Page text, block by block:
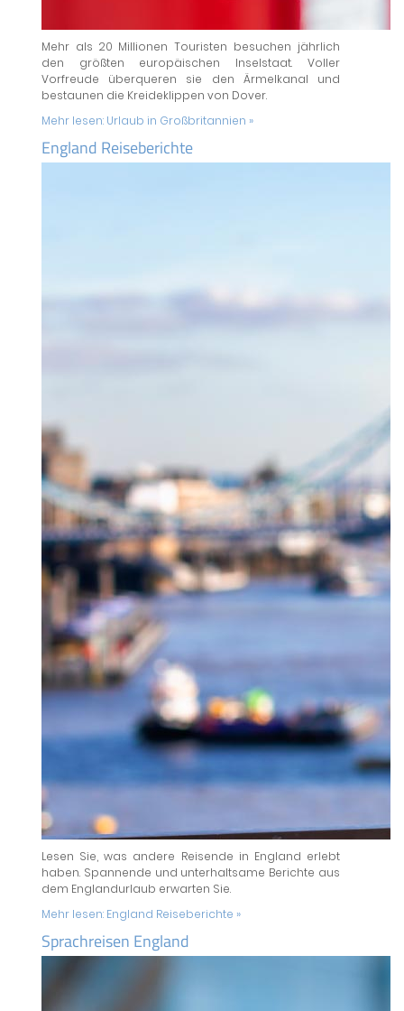
Mehr als 20 Millionen Touristen besuchen jährlich
den größten europäischen Inselstaat. Voller
Vorfreude überqueren sie den Ärmelkanal und
bestaunen die Kreideklippen von Dover.
Mehr lesen: Urlaub in Großbritannien »
England Reiseberichte
Lesen Sie, was andere Reisende in England erlebt
haben. Spannende und unterhaltsame Berichte aus
dem Englandurlaub erwarten Sie.
Mehr lesen: England Reiseberichte »
Sprachreisen England